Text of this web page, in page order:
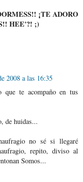
¡TE ADORO
HEE'?! ;)
2008 a las 16:35
que te acompaño en tus
de huidas...
no sé si llegaré
repito, diviso al
Somos...